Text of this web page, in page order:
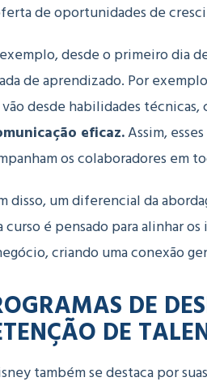
de oportunidades de
desde o primeiro dia
de aprendizado. Por
desde habilidades técnicas,
eficaz.Assim,
os colaboradores em
disso, um diferencial da
curso é pensado para alinhar
criando uma conexão
DE
DE
também se destaca por